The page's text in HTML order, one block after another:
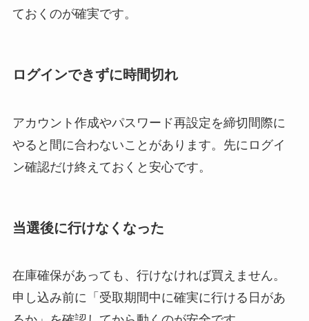
ておくのが確実です。
ログインできずに時間切れ
アカウント作成やパスワード再設定を締切間際に
やると間に合わないことがあります。先にログイ
ン確認だけ終えておくと安心です。
当選後に行けなくなった
在庫確保があっても、行けなければ買えません。
申し込み前に「受取期間中に確実に行ける日があ